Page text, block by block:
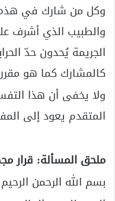
وكل من شارك في هذه
والطبيب الذي أشرف
الجريمة يُحدون حدّ
كالمشارك كما هو
ولا يخفى أن هذا
المتقدم يعود إلى
ملحق المسألة: قرار
بسم الله الرحمن